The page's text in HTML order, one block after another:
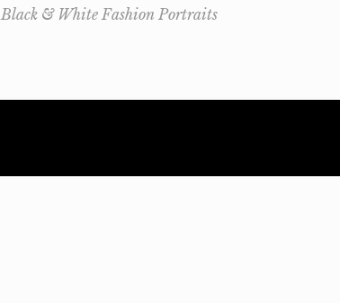
Black & White Fashion Portraits